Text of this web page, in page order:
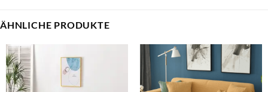
ÄHNLICHE PRODUKTE